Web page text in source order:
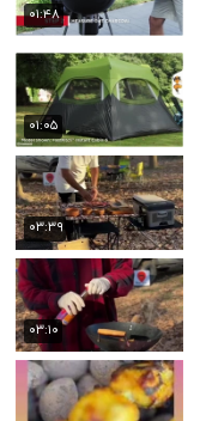
۰۱:۴۸
۰۱:۰۵
۰۳:۳۹
۰۳:۱۰